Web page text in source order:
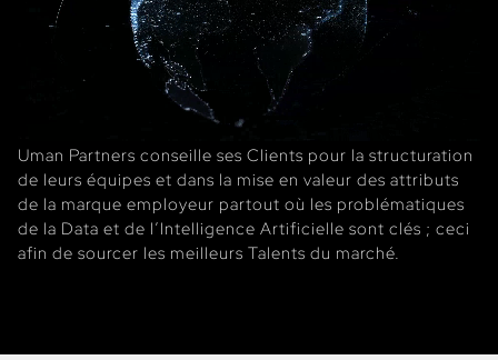
Uman Partners conseille ses Clients pour la structuration
de leurs équipes et dans la mise en valeur des attributs
de la marque employeur partout où les problématiques
de la Data et de l’Intelligence Artificielle sont clés ; ceci
afin de sourcer les meilleurs Talents du marché.